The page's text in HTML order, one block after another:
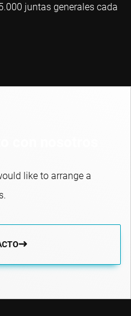
juntas generales cada
like to arrange a